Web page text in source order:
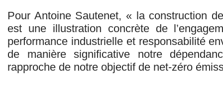
Pour Antoine Sautenet, « la construction
est une illustration concrète de
performance industrielle et responsabilité
de manière significative notre
rapproche de notre objectif de net-zéro